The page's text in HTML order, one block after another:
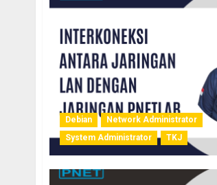
Debian
Network Administrator
System Administrator
TKJ